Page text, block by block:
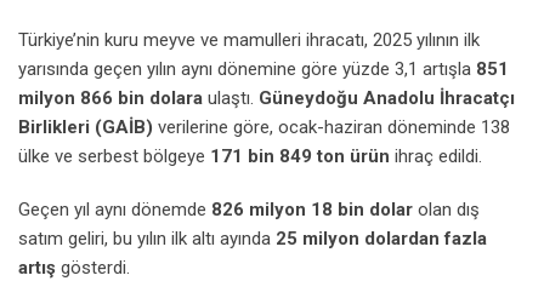
Türkiye’nin kuru meyve ve mamulleri ihracatı, 2025 yılının ilk
yarısında geçen yılın aynı dönemine göre yüzde 3,1 artışla 851
milyon 866 bin dolara ulaştı. Güneydoğu Anadolu İhracatçı
Birlikleri (GAİB) verilerine göre, ocak-haziran döneminde 138
ülke ve serbest bölgeye 171 bin 849 ton ürün ihraç edildi.
Geçen yıl aynı dönemde 826 milyon 18 bin dolar olan dış
satım geliri, bu yılın ilk altı ayında 25 milyon dolardan fazla
artış gösterdi.